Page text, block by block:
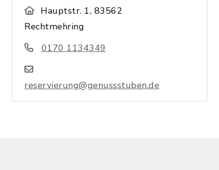
Hauptstr. 1, 83562
Rechtmehring
0170 1134349
reservierung@genussstuben.de